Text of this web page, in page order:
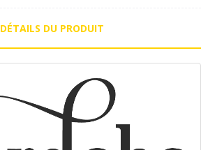
DÉTAILS DU PRODUIT